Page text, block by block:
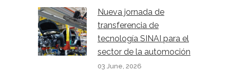
Nueva jornada de
transferencia de
tecnología SINAI para el
sector de la automoción
03 June, 2026